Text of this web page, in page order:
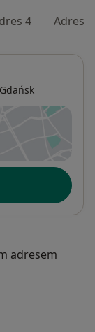
wg prof. R.
i dolnego,
4 Adres 5
Gdańsk
nowej karcie
adresem